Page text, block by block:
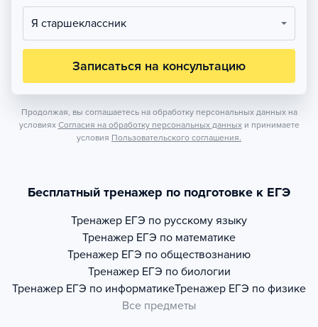
Я старшеклассник
Записаться на консультацию
Продолжая, вы соглашаетесь на обработку персональных данных на
условиях Согласия на обработку персональных данных и принимаете
условия Пользовательского соглашения.
Бесплатный тренажер по подготовке к ЕГЭ
Тренажер ЕГЭ по русскому языку
Тренажер ЕГЭ по математике
Тренажер ЕГЭ по обществознанию
Тренажер ЕГЭ по биологии
Тренажер ЕГЭ по информатикеТренажер ЕГЭ по физике
Все предметы